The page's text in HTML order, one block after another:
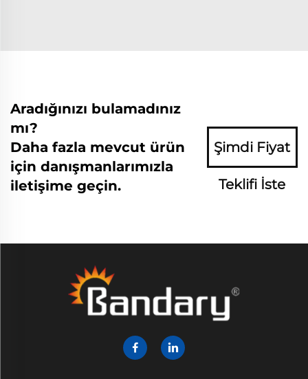
Aradığınızı bulamadınız
mı?
Daha fazla mevcut ürün
için danışmanlarımızla
iletişime geçin.
Şimdi Fiyat
Teklifi İste